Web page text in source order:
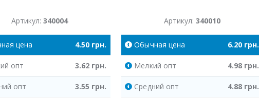
Артикул:340004
цена 4.50 грн.
опт 3.62 грн.
опт 3.55 грн.
Артикул: 340010
Обычная цена 6.20грн.
Мелкий опт 4.98грн.
Средний опт 4.88грн.